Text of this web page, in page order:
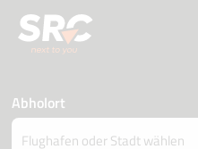
Abholort